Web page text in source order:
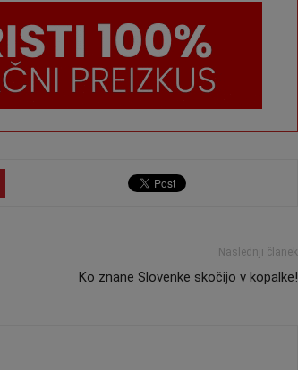
Naslednji članek
Ko znane Slovenke skočijo v kopalke!